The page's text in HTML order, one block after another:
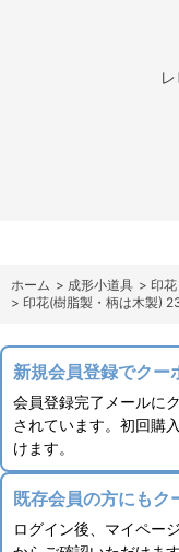
ホーム > 成形小道具 > 印
> 印花(樹脂製・柄は木製)
新規会員登録でクー
会員登録完了メールに
されています。初回購
けます。
既存会員の方にもク
ログイン後、マイペー